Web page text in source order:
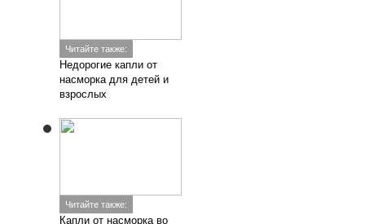
Читайте также:
Недорогие капли от
насморка для детей и
взрослых
Читайте также:
Капли от насморка во